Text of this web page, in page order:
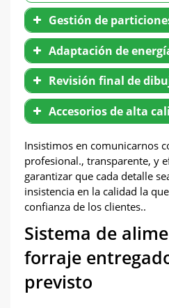
Gestión de
Adaptación de
Revisión final de
Accesorios de alta
Insistimos en comunicarnos
profesional., transparente, y
garantizar que cada detalle
insistencia en la calidad la
confianza de los clientes..
Sistema de
forraje
previsto